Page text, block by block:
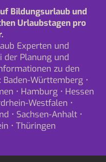
Bildungsurlaub und
Urlaubstagen pro
Experten und
der Planung und
zu den
Baden-Württemberg•
• Hamburg • Hessen
Westfalen •
• Sachsen-Anhalt •
• Thüringen